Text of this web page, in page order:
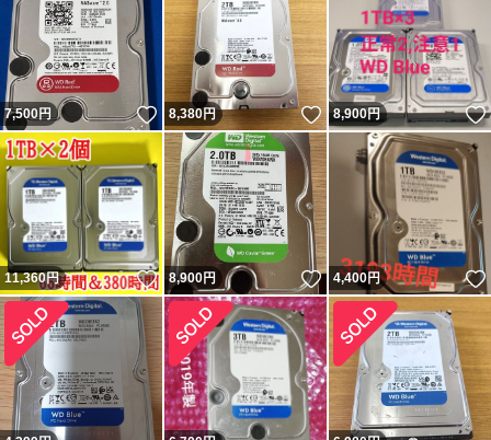
7,500円 いいね！
8,380円 いいね！
8,900円
11,360円 いいね！
8,900円 いいね！
4,400円